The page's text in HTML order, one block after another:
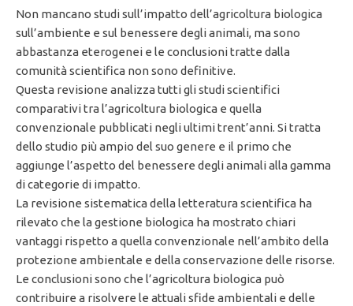
Non mancano studi sull’impatto dell’agricoltura biologica
sull’ambiente e sul benessere degli animali, ma sono
abbastanza eterogenei e le conclusioni tratte dalla
comunità scientifica non sono definitive.
Questa revisione analizza tutti gli studi scientifici
comparativi tra l’agricoltura biologica e quella
convenzionale pubblicati negli ultimi trent’anni. Si tratta
dello studio più ampio del suo genere e il primo che
aggiunge l’aspetto del benessere degli animali alla gamma
di categorie di impatto.
La revisione sistematica della letteratura scientifica ha
rilevato che la gestione biologica ha mostrato chiari
vantaggi rispetto a quella convenzionale nell’ambito della
protezione ambientale e della conservazione delle risorse.
Le conclusioni sono che l’agricoltura biologica può
contribuire a risolvere le attuali sfide ambientali e delle